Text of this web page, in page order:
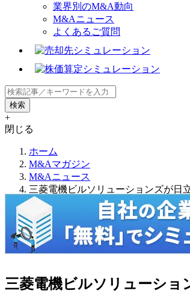
業界別のM&A動向
M&Aニュース
よくあるご質問
+
閉じる
ホーム
M&Aマガジン
M&Aニュース
三菱電機ビルソリューションズが日
三菱電機ビルソリューショ